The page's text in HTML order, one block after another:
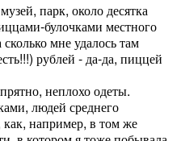
парк, около десятка
булочками местного
сколько мне удалось там
рублей - да-да, пиццей
неплохо одеты.
людей среднего
как, например, в том же